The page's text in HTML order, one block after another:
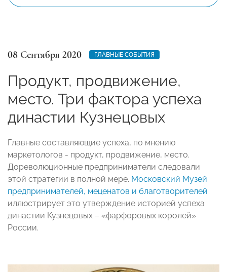
08 Сентября 2020 ГЛАВНЫЕ СОБЫТИЯ
Продукт, продвижение,
место. Три фактора успеха
династии Кузнецовых
Главные составляющие успеха, по мнению
маркетологов - продукт, продвижение, место.
Дореволюционные предприниматели следовали
этой стратегии в полной мере. Московский Музей
предпринимателей, меценатов и благотворителей
иллюстрирует это утверждение историей успеха
династии Кузнецовых – «фарфоровых королей»
России.